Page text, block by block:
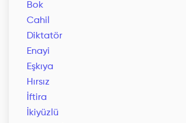
Bok
Cahil
Diktatör
Enayi
Eşkıya
Hırsız
İftira
İkiyüzlü